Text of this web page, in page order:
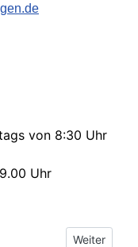
von 8:30 Uhr
Uhr
Nächster
Weiter